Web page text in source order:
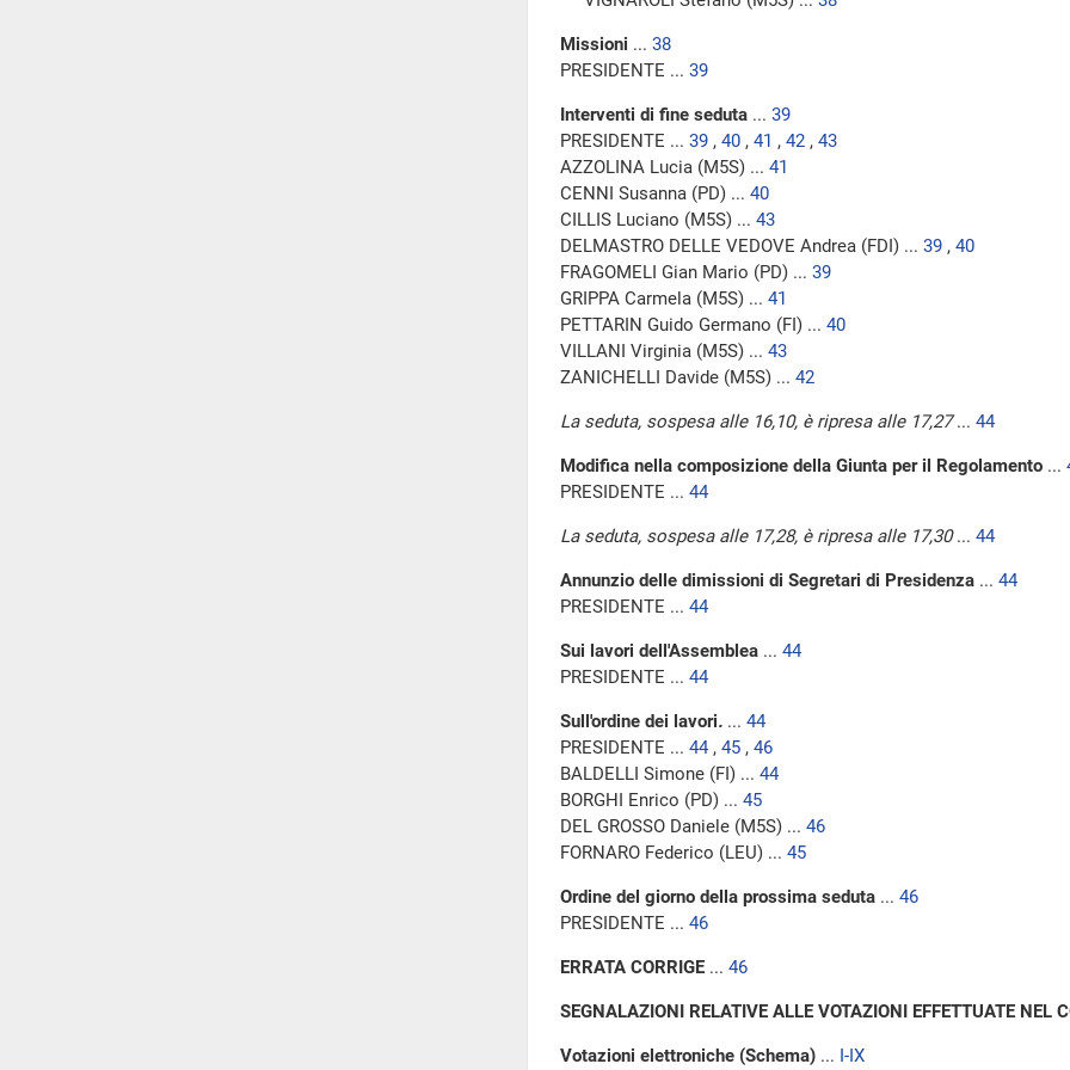
Missioni ... 38
PRESIDENTE ... 39
Interventi di fine seduta ... 39
PRESIDENTE ... 39 , 40 , 41 , 42 , 43
AZZOLINA Lucia (M5S) ... 41
CENNI Susanna (PD) ... 40
CILLIS Luciano (M5S) ... 43
DELMASTRO DELLE VEDOVE Andrea (FDI) ... 39 , 40
FRAGOMELI Gian Mario (PD) ... 39
GRIPPA Carmela (M5S) ... 41
PETTARIN Guido Germano (FI) ... 40
VILLANI Virginia (M5S) ... 43
ZANICHELLI Davide (M5S) ... 42
La seduta, sospesa alle 16,10, è ripresa alle 17,27... 44
Modifica nella composizione della Giunta per il Regolamento ...
PRESIDENTE ... 44
La seduta, sospesa alle 17,28, è ripresa alle 17,30... 44
Annunzio delle dimissioni di Segretari di Presidenza ... 44
PRESIDENTE ... 44
Sui lavori dell'Assemblea ... 44
PRESIDENTE ... 44
Sull'ordine dei lavori. ... 44
PRESIDENTE ... 44 , 45 , 46
BALDELLI Simone (FI) ... 44
BORGHI Enrico (PD) ... 45
DEL GROSSO Daniele (M5S) ... 46
FORNARO Federico (LEU) ... 45
Ordine del giorno della prossima seduta ... 46
PRESIDENTE ... 46
ERRATA CORRIGE ... 46
SEGNALAZIONI RELATIVE ALLE VOTAZIONI EFFETTUATE NEL
Votazioni elettroniche (Schema) ... I-IX